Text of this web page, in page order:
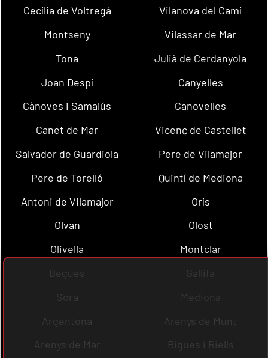
Cecília de Voltregà
Vilanova del Camí
Montseny
Vilassar de Mar
Tona
Julià de Cerdanyola
Joan Despí
Canyelles
Cànoves i Samalús
Canovelles
Canet de Mar
Vicenç de Castellet
Salvador de Guardiola
Pere de Vilamajor
Pere de Torelló
Quintí de Mediona
Antoni de Vilamajor
Orís
Olvan
Olost
Olivella
Montclar
Begues
Gallifa
Sora
Mediona
Argentona
Arenys de Munt
Arenys de Mar
Bigues i Riells